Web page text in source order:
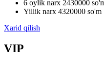
6 oylik narx 2430000
Yillik narx 4320000 so'm
Xarid qilish
VIP